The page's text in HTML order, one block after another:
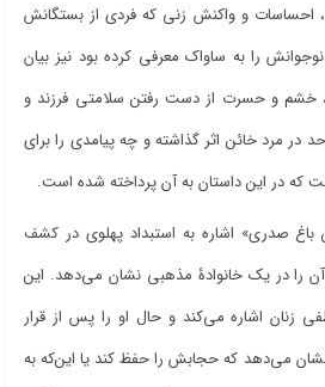
احساسات و واکنش زنی که فردی از بستگانش
را به ساواک معرفی کرده بود نیز بیان
خشم و حسرت از دست رفتن سلامتی فرزند و
در مرد خائن اثر گذاشته و چه پیامدی را برای
که در این داستان به آن پرداخته شده است.
باغ صدری» اشاره به استبداد پهلوی در کشف
را در یک خانوادۀ مذهبی نشان میدهد. این
زنان اشاره می‌کند و حال او را پس از قرار
می‌دهد که حجابش را حفظ کند یا این‌که به